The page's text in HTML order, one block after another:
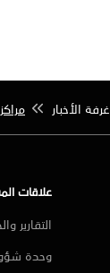
غرفة الأخبار
علاقات
التقارير
وحدة